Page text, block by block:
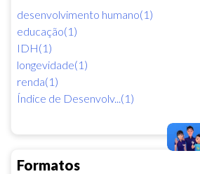
desenvolvimento humano(1)
educação(1)
IDH(1)
longevidade(1)
renda(1)
Índice de Desenvolv...(1)
Formatos